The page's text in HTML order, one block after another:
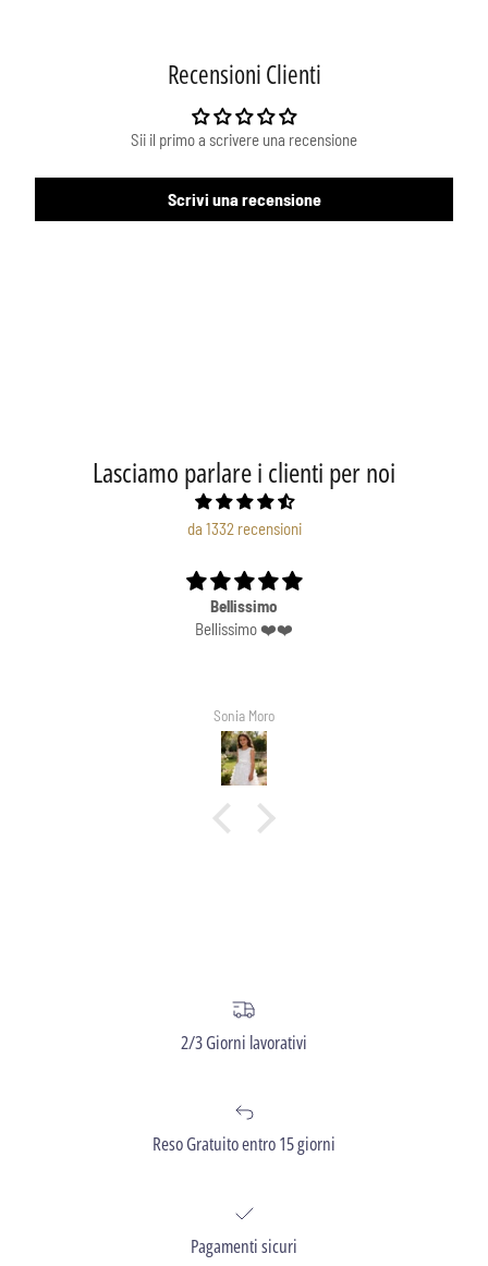
Recensioni Clienti
Sii il primo a scrivere una recensione
Scrivi una recensione
Lasciamo parlare i clienti per noi
da 1332 recensioni
Bellissimo
Bellissimo ❤️❤️
Sonia Moro
2/3 Giorni lavorativi
Reso Gratuito entro 15 giorni
Pagamenti sicuri